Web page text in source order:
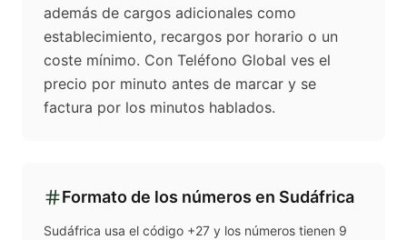
además de cargos adicionales como
establecimiento, recargos por horario o un
coste mínimo. Con Teléfono Global ves el
precio por minuto antes de marcar y se
factura por los minutos hablados.
Formato de los números en Sudáfrica
Sudáfrica usa el código +27 y los números tienen 9